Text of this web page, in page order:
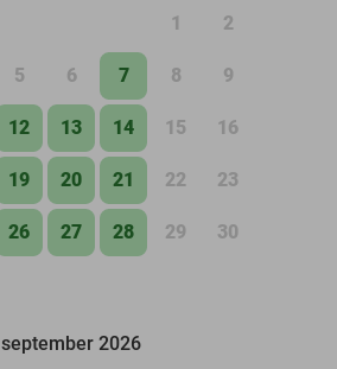
1 2
5 6 7 8 9
12 13 14 15 16
19 20 21 22 23
26 27 28 29 30
september 2026